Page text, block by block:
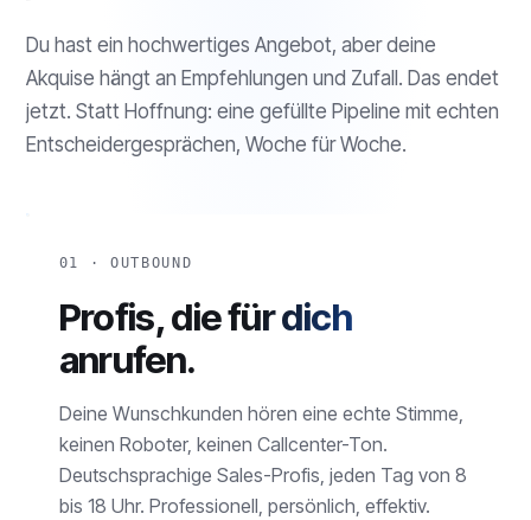
Du hast ein hochwertiges Angebot, aber deine
Akquise hängt an Empfehlungen und Zufall. Das endet
jetzt. Statt Hoffnung: eine gefüllte Pipeline mit echten
Entscheidergesprächen, Woche für Woche.
01 · OUTBOUND
Profis, die für dich
anrufen.
Deine Wunschkunden hören eine echte Stimme,
keinen Roboter, keinen Callcenter-Ton.
Deutschsprachige Sales-Profis, jeden Tag von 8
bis 18 Uhr. Professionell, persönlich, effektiv.